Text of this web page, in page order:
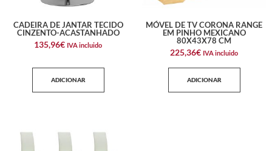
CADEIRA DE JANTAR TECIDO
CINZENTO-ACASTANHADO
135,96€ IVA incluido
ADICIONAR
MÓVEL DE TV CORONA RANGE
EM PINHO MEXICANO
80X43X78 CM
225,36€ IVA incluido
ADICIONAR